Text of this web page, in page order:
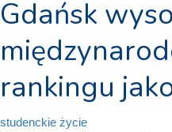
Gdańsk
rankingu
studenckie życie